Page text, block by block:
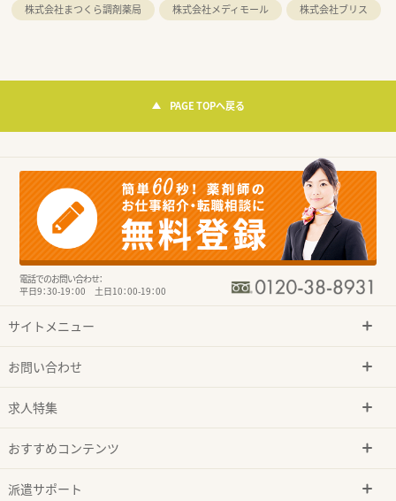
株式会社まつくら調剤薬局
株式会社メディモール 株式会社ブリス
PAGE TOPへ戻る
電話でのお問い合わせ：
平日9：30-19：00 土日10：00-19：00
サイトメニュー
お問い合わせ
求人特集
おすすめコンテンツ
派遣サポート